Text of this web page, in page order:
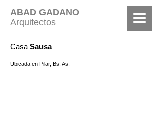
ABAD GADANO
Arquitectos
Casa Sausa
Ubicada en Pilar, Bs. As.